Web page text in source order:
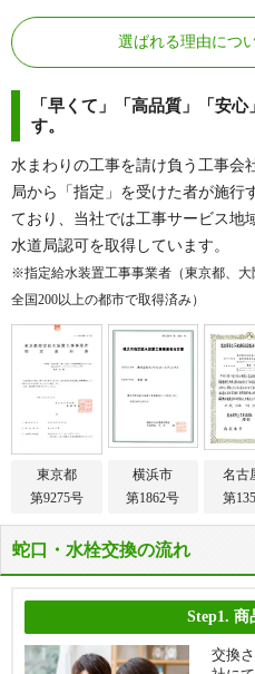
選ばれる理由につ
「早くて」「高品質」「安
す。
水まわりの工事を請け負う工事会
局から「指定」を受けた者が施行
ており、当社では工事サービス地
水道局認可を取得しています。
※指定給水装置工事事業者（東京都、大
全国200以上の都市で取得済み）
東京都
第9275号
横浜市
第1862号
名古
第
蛇口・水栓交換の流れ
Step1. 商
交換